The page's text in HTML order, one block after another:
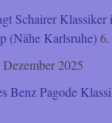
Schairer Klassiker
(Nähe Karlsruhe)
Dezember 2025
Benz Pagode